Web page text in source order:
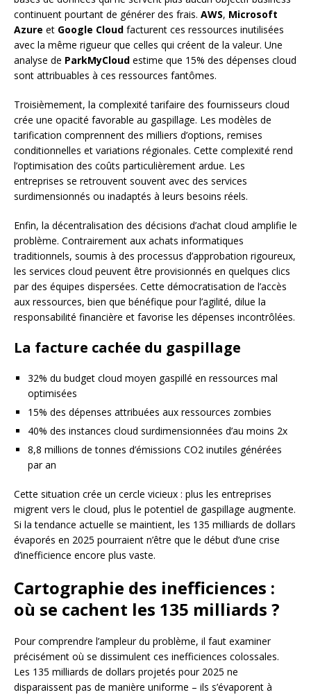
continuent pourtant de générer des frais. AWS, Microsoft
Azure et Google Cloud facturent ces ressources inutilisées
avec la même rigueur que celles qui créent de la valeur. Une
analyse de ParkMyCloud estime que 15% des dépenses cloud
sont attribuables à ces ressources fantômes.
Troisièmement, la complexité tarifaire des fournisseurs cloud
crée une opacité favorable au gaspillage. Les modèles de
tarification comprennent des milliers d’options, remises
conditionnelles et variations régionales. Cette complexité rend
l’optimisation des coûts particulièrement ardue. Les
entreprises se retrouvent souvent avec des services
surdimensionnés ou inadaptés à leurs besoins réels.
Enfin, la décentralisation des décisions d’achat cloud amplifie le
problème. Contrairement aux achats informatiques
traditionnels, soumis à des processus d’approbation rigoureux,
les services cloud peuvent être provisionnés en quelques clics
par des équipes dispersées. Cette démocratisation de l’accès
aux ressources, bien que bénéfique pour l’agilité, dilue la
responsabilité financière et favorise les dépenses incontrôlées.
La facture cachée du gaspillage
32% du budget cloud moyen gaspillé en ressources mal
optimisées
15% des dépenses attribuées aux ressources zombies
40% des instances cloud surdimensionnées d’au moins 2x
8,8 millions de tonnes d’émissions CO2 inutiles générées
par an
Cette situation crée un cercle vicieux : plus les entreprises
migrent vers le cloud, plus le potentiel de gaspillage augmente.
Si la tendance actuelle se maintient, les 135 milliards de dollars
évaporés en 2025 pourraient n’être que le début d’une crise
d’inefficience encore plus vaste.
Cartographie des inefficiences :
où se cachent les 135 milliards ?
Pour comprendre l’ampleur du problème, il faut examiner
précisément où se dissimulent ces inefficiences colossales.
Les 135 milliards de dollars projetés pour 2025 ne
disparaissent pas de manière uniforme – ils s’évaporent à